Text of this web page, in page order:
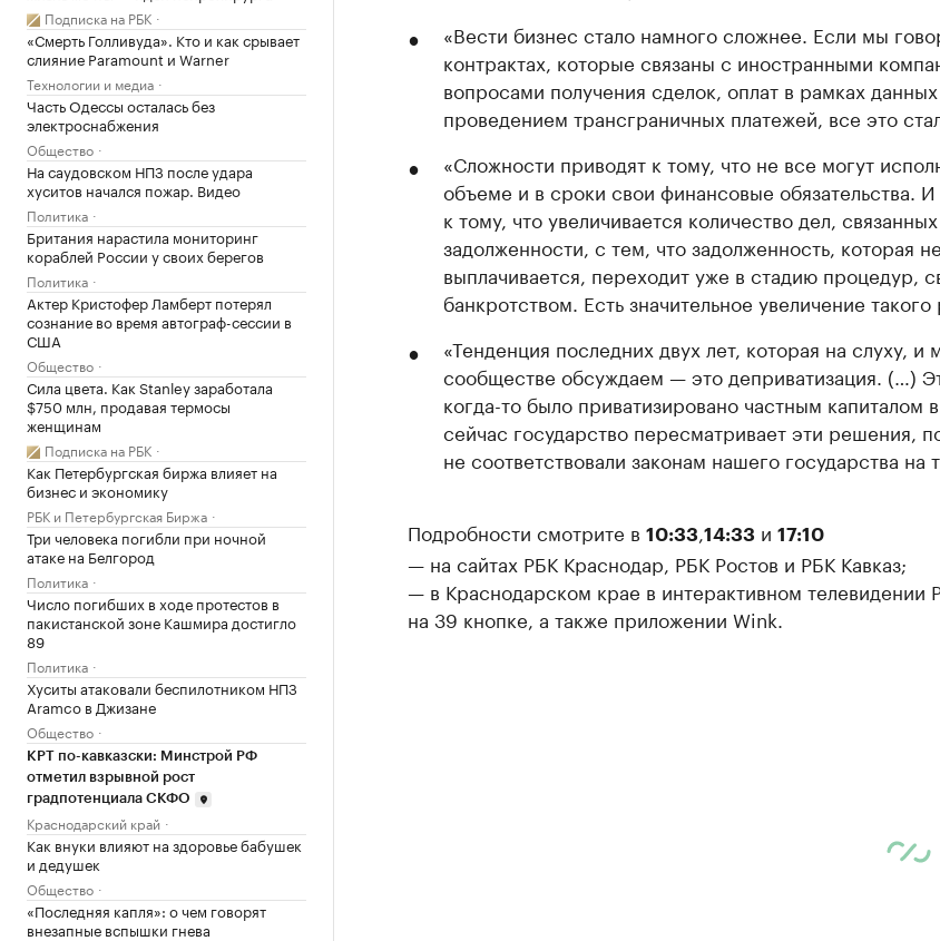
Подписка на РБК
«Смерть Голливуда». Кто и как срывает
слияние Paramount и Warner
Технологии и медиа
Часть Одессы осталась без
электроснабжения
Общество
На саудовском НПЗ после удара
хуситов начался пожар. Видео
Политика
Британия нарастила мониторинг
кораблей России у своих берегов
Политика
Актер Кристофер Ламберт потерял
сознание во время автограф-сессии в
США
Общество
Сила цвета. Как Stanley заработала
$750 млн, продавая термосы
женщинам
Подписка на РБК
Как Петербургская биржа влияет на
бизнес и экономику
РБК и Петербургская Биржа
Три человека погибли при ночной
атаке на Белгород
Политика
Число погибших в ходе протестов в
пакистанской зоне Кашмира достигло
89
Политика
Хуситы атаковали беспилотником НПЗ
Aramco в Джизане
Общество
КРТ по-кавказски: Минстрой РФ
отметил взрывной рост
градпотенциала СКФО
Краснодарский край
Как внуки влияют на здоровье бабушек
и дедушек
Общество
«Последняя капля»: о чем говорят
внезапные вспышки гнева
«Вести бизнес стало намного сложнее. Если мы
контрактах, которые связаны с иностранными
вопросами получения сделок, оплат в рамках данных
проведением трансграничных платежей, все это
«Сложности приводят к тому, что не все могут
объеме и в сроки свои финансовые обязательства.
к тому, что увеличивается количество дел,
задолженности, с тем, что задолженность, которая не
выплачивается, переходит уже в стадию процедур,
банкротством. Есть значительное увеличение такого
«Тенденция последних двух лет, которая на слуху,
сообществе обсуждаем — это деприватизация. (…)
когда-то было приватизировано частным капиталом
сейчас государство пересматривает эти решения,
не соответствовали законам нашего государства на
Подробности смотрите в 10:33 14:33 и 17:10
— на сайтах РБК Краснодар, РБК Ростов и РБК Кавказ;
— в Краснодарском крае в интерактивном телевидении
на 39 кнопке, а также приложении Wink.